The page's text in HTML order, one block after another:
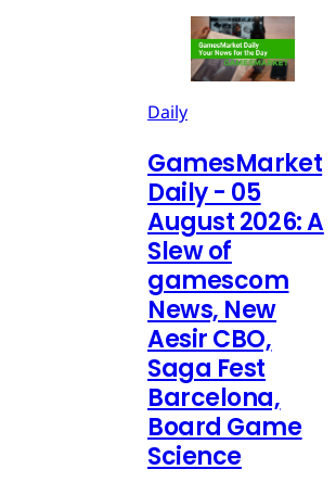
Daily
GamesMarket
Daily - 05
August 2026: A
Slew of
gamescom
News, New
Aesir CBO,
Saga Fest
Barcelona,
Board Game
Science